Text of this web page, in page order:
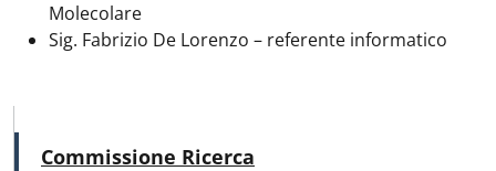
Molecolare
Sig. Fabrizio De Lorenzo – referente informatico
MENU CEV SECOND NAVIGATION
Commissione Ricerca